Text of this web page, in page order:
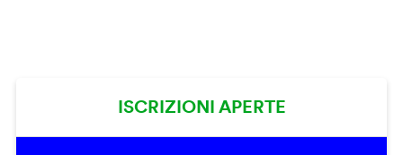
ISCRIZIONI APERTE